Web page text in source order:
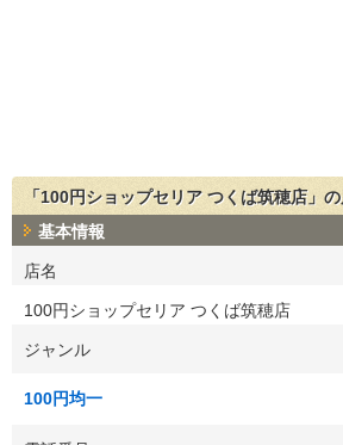
「100円ショップセリア つくば筑穂店」
基本情報
店名
100円ショップセリア つくば筑穂店
ジャンル
100円均一